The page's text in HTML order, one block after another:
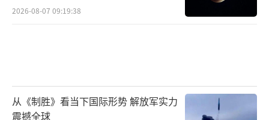
2026-08-07 09:19:38
从《制胜》看当下国际形势 解放军实力
震撼全球